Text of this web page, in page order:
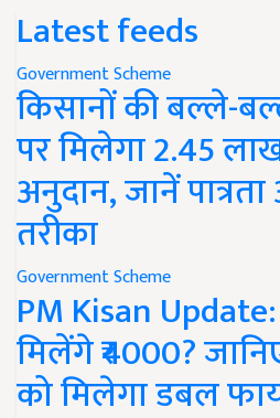
Latest feeds
Government Scheme
किसानों की बल्ले-
पर मिलेगा 2.45
अनुदान, जानें
तरीका
Government Scheme
PM Kisan
मिलेंगे ₹4000?
को मिलेगा डबल